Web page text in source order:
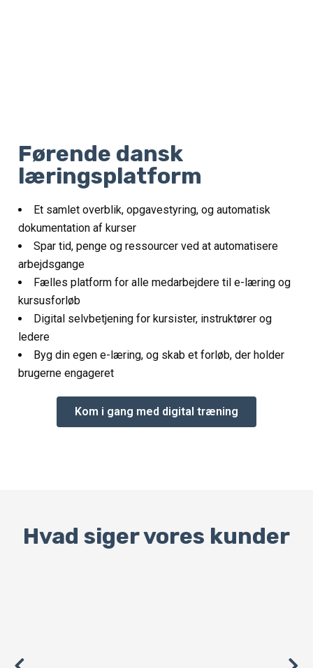
Førende dansk
læringsplatform
Et samlet overblik, opgavestyring, og automatisk
dokumentation af kurser
Spar tid, penge og ressourcer ved at automatisere
arbejdsgange
Fælles platform for alle medarbejdere til e-læring og
kursusforløb
Digital selvbetjening for kursister, instruktører og
ledere
Byg din egen e-læring, og skab et forløb, der holder
brugerne engageret
Kom i gang med digital træning
Hvad siger vores kunder